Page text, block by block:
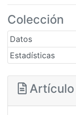
Colección
Datos
Estadísticas
Artículo